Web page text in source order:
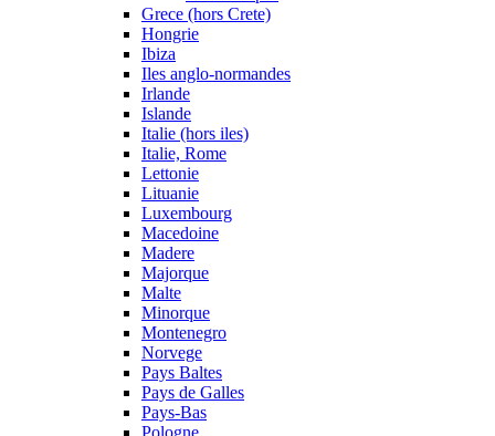
Grece (hors Crete)
Hongrie
Ibiza
Iles anglo-normandes
Irlande
Islande
Italie (hors iles)
Italie, Rome
Lettonie
Lituanie
Luxembourg
Macedoine
Madere
Majorque
Malte
Minorque
Montenegro
Norvege
Pays Baltes
Pays de Galles
Pays-Bas
Pologne